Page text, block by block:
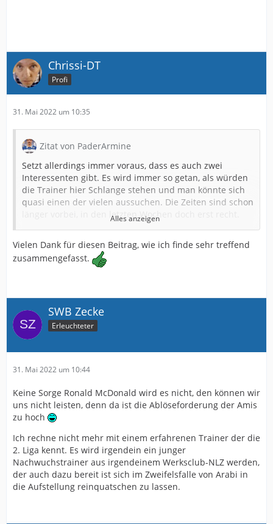
Chrissi-DT
Profi
31. Mai 2022 um 10:35
Zitat von PaderArmine
Setzt allerdings immer voraus, dass es auch zwei
Interessenten gibt. Es wird immer so getan, als würden
die Trainer hier Schlange stehen und man könnte sich
quasi einen der vielen aussuchen. Die Zeiten sind schon
länger vorbei, in den letzten Wochen doch erst recht.
Wir sind nicht alleine auf Trainersuche...
Das die Vereinskommunikation nicht die beste ist,
bestreite ich hingegen gar nicht. Da gibts deutlich Luft
Hier gehts aber um die "Trainersuche": und da hat der
Punkt "Community Marketing" nichts verloren. Es geht
hier nicht um einen fleissigen Austausch mit den
Mitgliedern, um einen Trainer zu finden der am besten
allen entspricht, Mitgliedern mit eingeschlossen. Ein
der Suche eines Trainers. Wichtig ist, was danach
passiert und es dann kommuniziert wird.
Das ist eine Vereinsinterna, die sich im auf die GF Sport
und Finanzen bezieht und muss nicht detailiert
kommuniziert werden. Alle nötigen Infos wurden
bisweilen gegeben. Was denn noch? Gerüchte? Das viel
genannte "Trainerprofil" veröffentlichen oder am besten
die Vertragskonditionen ausschreiben? Was sollte das
Alles anzeigen
Vielen Dank für diesen Beitrag, wie ich finde sehr treffend
zusammengefasst.
SWB Zecke
Erleuchteter
31. Mai 2022 um 10:44
Keine Sorge Ronald McDonald wird es nicht, den können wir
uns nicht leisten, denn da ist die Ablöseforderung der Amis
zu hoch
Ich rechne nicht mehr mit einem erfahrenen Trainer der die
2. Liga kennt. Es wird irgendein ein junger
Nachwuchstrainer aus irgendeinem Werksclub-NLZ werden,
der auch dazu bereit ist sich im Zweifelsfalle von Arabi in
die Aufstellung reinquatschen zu lassen.